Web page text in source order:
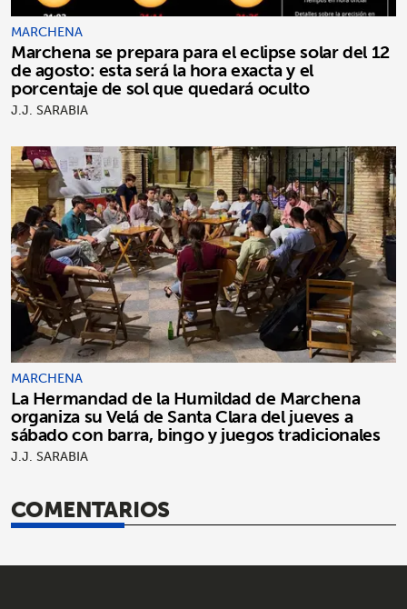
MARCHENA
Marchena se prepara para el eclipse solar del 12
de agosto: esta será la hora exacta y el
porcentaje de sol que quedará oculto
J.J. SARABIA
MARCHENA
La Hermandad de la Humildad de Marchena
organiza su Velá de Santa Clara del jueves a
sábado con barra, bingo y juegos tradicionales
J.J. SARABIA
COMENTARIOS